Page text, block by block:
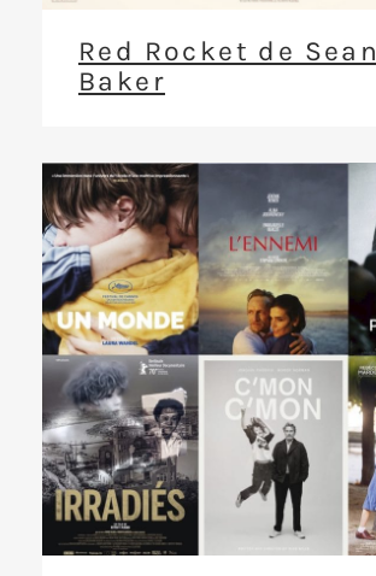
Red Rocket de Sean
Baker